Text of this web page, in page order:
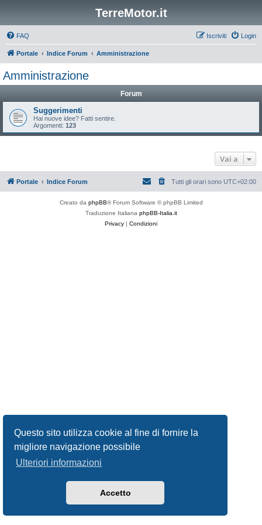
Questo sito utilizza cookie al fine di fornire la
migliore navigazione possibile
Ulteriori informazioni
Accetto
TerreMotor.it
FAQ Login
Iscriviti
Portale Indice Forum Amministrazione
Amministrazione
Forum
Suggerimenti
Hai nuove idee? Fatti sentire.
Argomenti: 123
Vai a
Portale Indice Forum Tutti gli orari sono UTC+02:00
Creato da phpBB® Forum Software © phpBB Limited
Traduzione Italiana phpBB-Italia.it
Privacy | Condizioni